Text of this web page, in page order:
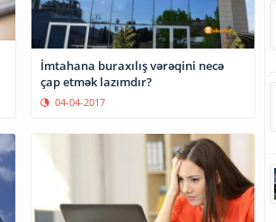
İmtahana buraxılış vərəqini necə
çap etmək lazımdır?
04-04-2017